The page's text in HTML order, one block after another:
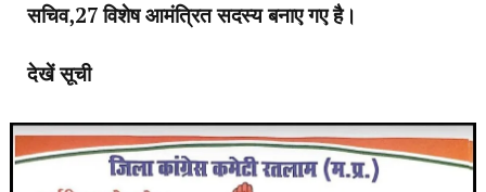
सचिव,27 विशेष आमंत्रित सदस्य बनाए गए है।
देखें सूची